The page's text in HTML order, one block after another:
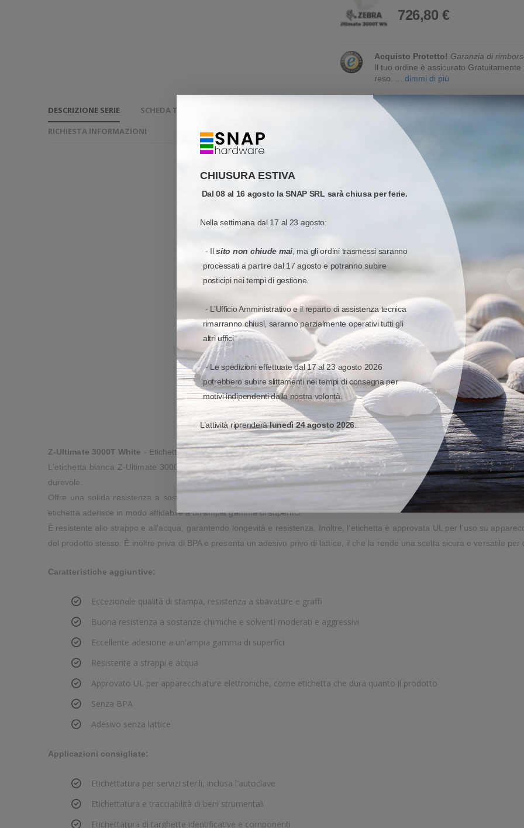
CHIUSURA ESTIVA
Dal 08 al 16 agosto la SNAP SRL sarà chiusa per ferie.
Nella settimana dal 17 al 23 agosto:
- Ilsito non chiude mai, ma gli ordini trasmessi saranno
processati a partire dal 17 agosto e potranno subire
posticipi nei tempi di gestione.
- L’Ufficio Amministrativo e il reparto di assistenza tecnica
rimarranno chiusi, saranno parzialmente operativi tutti gli
altri uffici
- Le spedizioni effettuate dal 17 al 23 agosto 2026
potrebbero subire slittamenti nei tempi di consegna per
motivi indipendenti dalla nostra volontà.
L’attività riprenderàlunedì 24 agosto 2026.
726,80 €
Acquisto Protetto! Garanzia di
Il tuo ordine è assicurato
reso.
... dimmi di più
DESCRIZIONE SERIE SCHEDA TECNICA ETICHETTE RIBBON ED INCHIOSTRI COMPATIBILI
RICHIESTA INFORMAZIONI
Z-Ultimate 3000T White - Etichetta sintetica bianca con finitura lucida permanente.
L'etichetta bianca Z-Ultimate 3000T è progettata per offrire una qualità di stampa eccezionale e un'eccezionale resistenza
durevole.
Offre una solida resistenza a sostanze chimiche e solventi sia moderate che aggressive, rendendola ideale per ambienti
etichetta aderisce in modo affidabile a un'ampia gamma di superfici.
È resistente allo strappo e all'acqua, garantendo longevità e resistenza. Inoltre, l'etichetta è approvata UL per l'uso su
del prodotto stesso. È inoltre priva di BPA e presenta un adesivo privo di lattice, il che la rende una scelta sicura e versatile per
Caratteristiche aggiuntive:
Eccezionale qualità di stampa, resistenza a sbavature e graffi
Buona resistenza a sostanze chimiche e solventi moderati e aggressivi
Eccellente adesione a un'ampia gamma di superfici
Resistente a strappi e acqua
Approvato UL per apparecchiature elettroniche, come etichetta che dura quanto il prodotto
Senza BPA
Adesivo senza lattice
Applicazioni consigliate:
Etichettatura per servizi sterili, inclusa l'autoclave
Etichettatura e tracciabilità di beni strumentali
Etichettatura di targhette identificative e componenti